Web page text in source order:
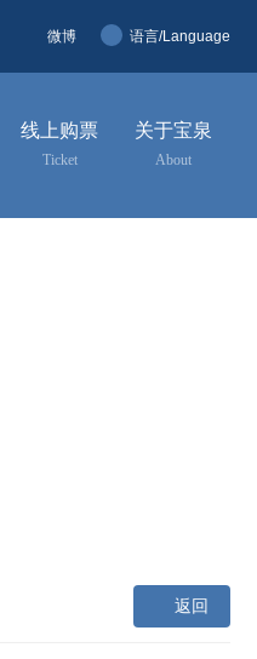
语言/Language
English
微博
线上购票
Ticket
关于宝泉
About
返回